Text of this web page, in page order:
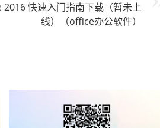
2016 快速入门指南下载（暂未上
线）（office办公软件）